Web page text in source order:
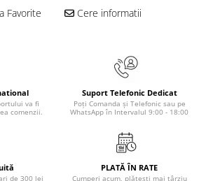
scolare
Geometrie
Favorite Cere informatii
va fi
comenzii.
Suport Telefonic Dedicat
Poți Comanda și Telefonic sau pe
WhatsApp în Intervalul 9:00 - 18:00
de 300 lei
PLATĂ ÎN RATE
Cumperi acum, plătești mai târziu